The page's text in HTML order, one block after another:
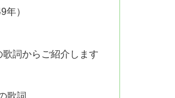
）
詞からご紹介します
歌詞